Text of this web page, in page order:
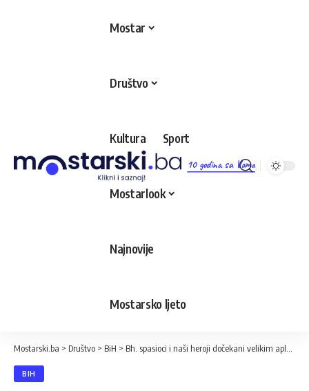
10 godina sa Vama
Mostar
Društvo
Kultura Sport
Mostarlook
Najnovije
Mostarsko ljeto
Mostarski.ba > Društvo > BiH > Bh. spasioci i naši heroji dočekani velikim aplauzom u Vijećnici
BIH